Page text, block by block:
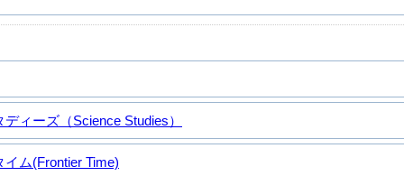
ィーズ（Science Studies）
ム(Frontier Time)